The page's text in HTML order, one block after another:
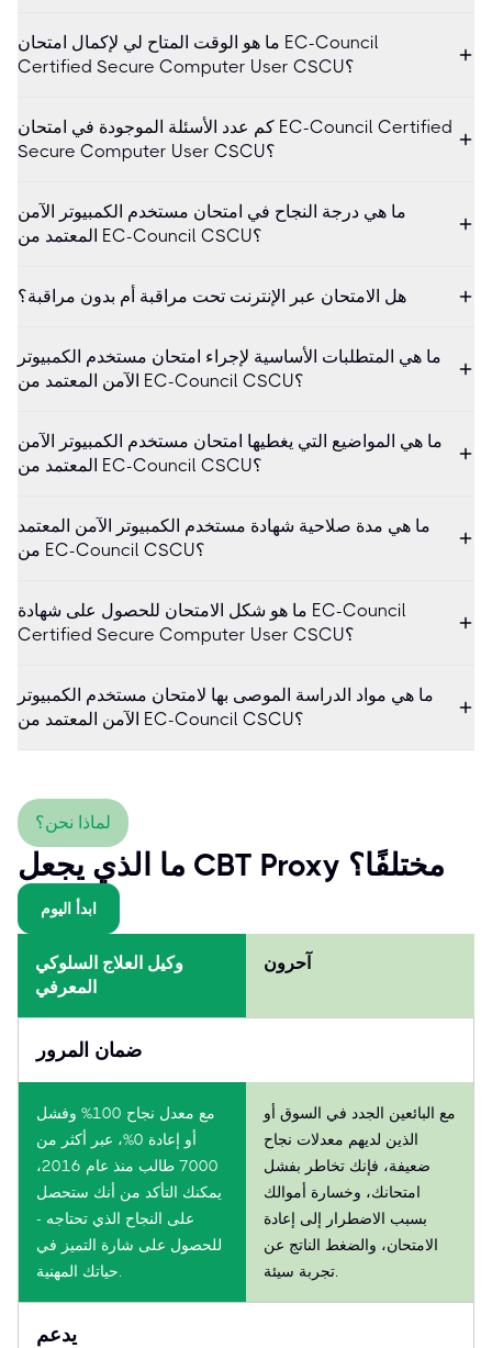
ما هو الوقت المتاح لي لإكمال امتحان EC-Council
Certified Secure Computer User CSCU؟
كم عدد الأسئلة الموجودة في امتحان EC-Council Certified
Secure Computer User CSCU؟
ما هي درجة النجاح في امتحان مستخدم الكمبيوتر الآمن
المعتمد من EC-Council CSCU؟
هل الامتحان عبر الإنترنت تحت مراقبة أم بدون مراقبة؟
ما هي المتطلبات الأساسية لإجراء امتحان مستخدم الكمبيوتر
الآمن المعتمد من EC-Council CSCU؟
ما هي المواضيع التي يغطيها امتحان مستخدم الكمبيوتر الآمن
المعتمد من EC-Council CSCU؟
ما هي مدة صلاحية شهادة مستخدم الكمبيوتر الآمن المعتمد
من EC-Council CSCU؟
ما هو شكل الامتحان للحصول على شهادة EC-Council
Certified Secure Computer User CSCU؟
ما هي مواد الدراسة الموصى بها لامتحان مستخدم الكمبيوتر
الآمن المعتمد من EC-Council CSCU؟
لماذا نحن؟
ما الذي يجعل CBT Proxy مختلفًا؟
ابدأ اليوم
وكيل العلاج السلوكي
المعرفي
آحرون
ضمان المرور
مع معدل نجاح 100% وفشل
أو إعادة 0%، عبر أكثر من
7000 طالب منذ عام 2016،
يمكنك التأكد من أنك ستحصل
على النجاح الذي تحتاجه -
للحصول على شارة التميز في
مع البائعين الجدد في السوق أو
الذين لديهم معدلات نجاح
ضعيفة، فإنك تخاطر بفشل
امتحانك، وخسارة أموالك
بسبب الاضطرار إلى إعادة
الامتحان، والضغط الناتج عن
يدعم